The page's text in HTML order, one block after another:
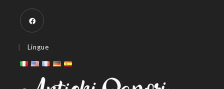
in
a
Lingue